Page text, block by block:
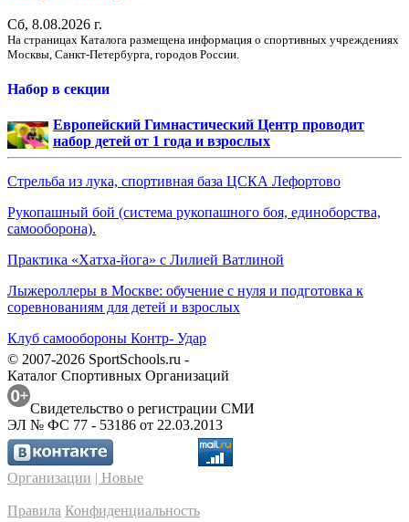
Сб, 8.08.2026 г.
На страницах Каталога размещена информация о спортивных учреждениях
Москвы, Санкт-Петербурга, городов России.
Набор в секции
Европейский Гимнастический Центр проводит
набор детей от 1 года и взрослых
Стрельба из лука, спортивная база ЦСКА Лефортово
Рукопашный бой (система рукопашного боя, единоборства,
самооборона).
Практика «Хатха-йога» с Лилией Ватлиной
Лыжероллеры в Москве: обучение с нуля и подготовка к
соревнованиям для детей и взрослых
Клуб самообороны Контр- Удар
© 2007-2026 SportSchools.ru -
Каталог Спортивных Организаций
Свидетельство о регистрации СМИ
ЭЛ № ФС 77 - 53186 от 22.03.2013
Организации | Новые
Правила Конфиденциальность